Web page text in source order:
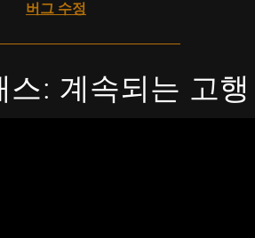
버그 수정
: 계속되는 고행